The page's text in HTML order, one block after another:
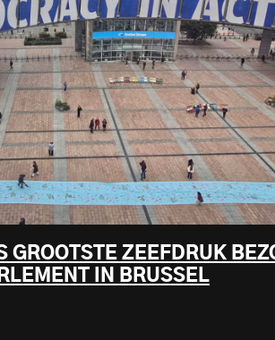
GROOTSTE ZEEFDRUK
IN BRUSSEL